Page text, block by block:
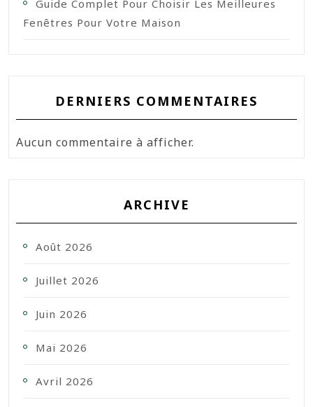
Guide Complet Pour Choisir Les Meilleures
Fenêtres Pour Votre Maison
DERNIERS COMMENTAIRES
Aucun commentaire à afficher.
ARCHIVE
Août 2026
Juillet 2026
Juin 2026
Mai 2026
Avril 2026